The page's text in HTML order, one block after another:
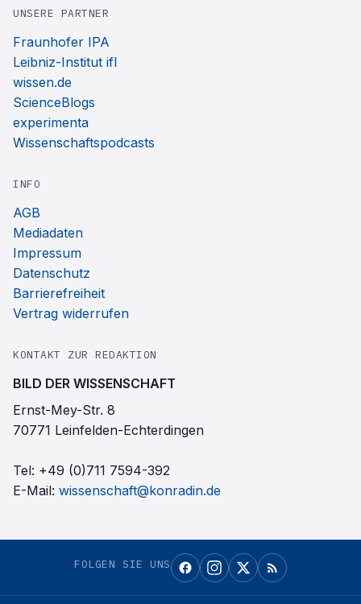
UNSERE PARTNER
Fraunhofer IPA
Leibniz-Institut ifl
wissen.de
ScienceBlogs
experimenta
Wissenschaftspodcasts
INFO
AGB
Mediadaten
Impressum
Datenschutz
Barrierefreiheit
Vertrag widerrufen
KONTAKT ZUR REDAKTION
BILD DER WISSENSCHAFT
Ernst-Mey-Str. 8
70771 Leinfelden-Echterdingen
Tel: +49 (0)711 7594-392
E-Mail: wissenschaft@konradin.de
FOLGEN SIE UNS